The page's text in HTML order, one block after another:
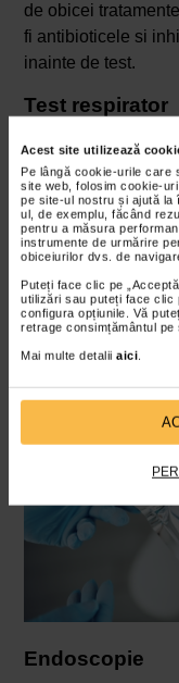
Acest site utilizează
Pe lângă cookie-urile care
site web, folosim cookie-
pe site-ul nostru și ajută la
ul, de exemplu, făcând
pentru a măsura
instrumente de urmărire
obiceiurilor dvs. de
Puteți face clic pe
utilizări sau puteți face clic
configura opțiunile. Vă
retrage consimțământul
Mai multe detalii aici.
de obicei
fi antibioticele si
inainte de test.
Test respirator
Pentru un astfel de
care contine uree.
prezenta in
dioxid de carbon.
sange apoi este
expirat din
vireaza in prezenta
Endoscopie